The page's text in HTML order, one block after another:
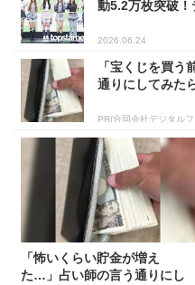
動5.2万枚突破！
2026.06.24
「宝くじを買う
通りにしてみた
PR(合同会社デジタル
「怖いくらい貯金が増え
た…」占い師の言う通りにし